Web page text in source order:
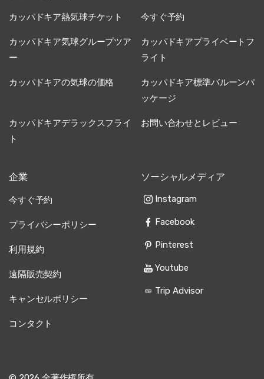
カッパドキア熱気球チケット 今すぐ予約
カッパドキア気球グループツア
ー
カッパドキアプライベートフ
ライト
カッパドキアの気球の価格
カッパドキア標準バルーンパ
ッケージ
カッパドキアデラックスフライ
ト
お問い合わせとレビュー
企業
今すぐ予約
プライバシーポリシー
利用規約
遠隔販売契約
キャンセルポリシー
コンタクト
ソーシャルメディア
Instagram
Facebook
Pinterest
Youtube
Trip Advisor